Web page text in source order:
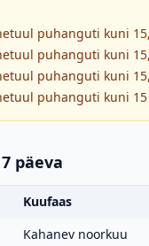
puhanguti kuni
puhanguti kuni
puhanguti kuni
puhanguti kuni 15
päeva
Kuufaas
Kahanev noorkuu